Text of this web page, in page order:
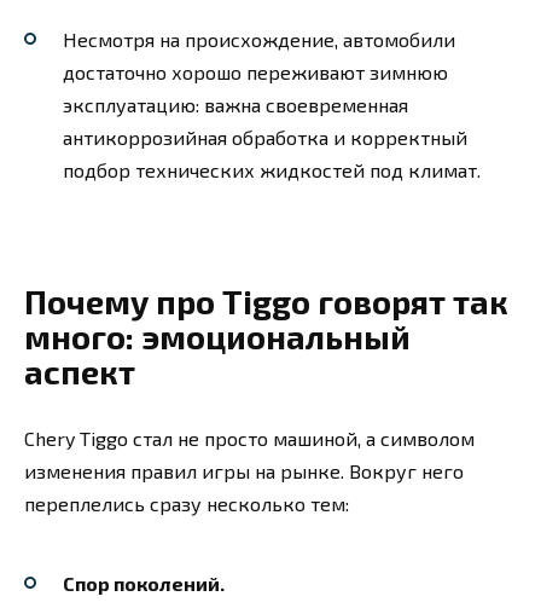
Несмотря на происхождение, автомобили
достаточно хорошо переживают зимнюю
эксплуатацию: важна своевременная
антикоррозийная обработка и корректный
подбор технических жидкостей под климат.
Почему про Tiggo говорят так
много: эмоциональный
аспект
Chery Tiggo стал не просто машиной, а символом
изменения правил игры на рынке. Вокруг него
переплелись сразу несколько тем:
Спор поколений.